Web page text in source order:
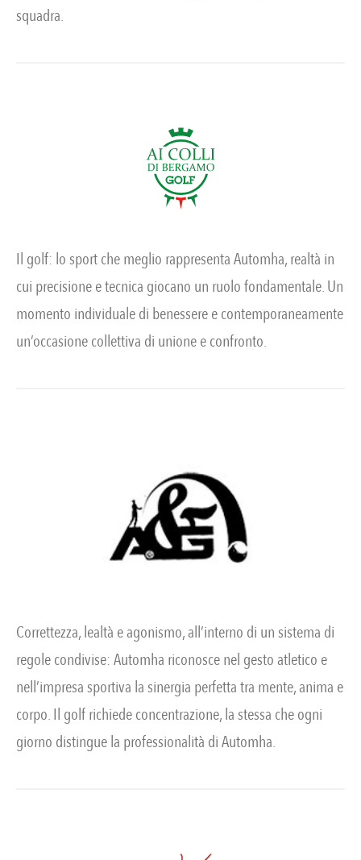
squadra.
Il golf: lo sport che meglio rappresenta Automha, realtà in
cui precisione e tecnica giocano un ruolo fondamentale. Un
momento individuale di benessere e contemporaneamente
un’occasione collettiva di unione e confronto.
Correttezza, lealtà e agonismo, all’interno di un sistema di
regole condivise: Automha riconosce nel gesto atletico e
nell’impresa sportiva la sinergia perfetta tra mente, anima e
corpo. Il golf richiede concentrazione, la stessa che ogni
giorno distingue la professionalità di Automha.